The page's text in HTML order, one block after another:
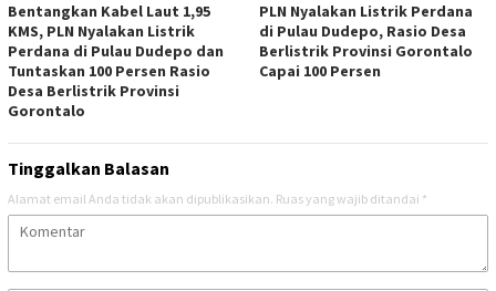
Bentangkan Kabel Laut 1,95
KMS, PLN Nyalakan Listrik
Perdana di Pulau Dudepo dan
Tuntaskan 100 Persen Rasio
Desa Berlistrik Provinsi
Gorontalo
PLN Nyalakan Listrik Perdana
di Pulau Dudepo, Rasio Desa
Berlistrik Provinsi Gorontalo
Capai 100 Persen
Tinggalkan Balasan
Alamat email Anda tidak akan dipublikasikan. Ruas yang wajib ditandai *